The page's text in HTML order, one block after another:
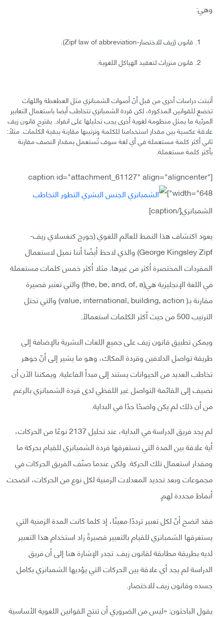
وهي:
قانون (زيف للاختصار-Zipf law of abbreviation).
قانون منزراث لتعقيد الهياكل اللغوية.
أثبتت دراسات أخرى من قبل أنّ أصوات الشمبانزي مثل العطعطة واللهاث
تخضع للقوانين المذكورة، لكن قردة الشمبانزي تتخاطب أيضا باستعمال التعابير
المرئية ما يمثل منظومة لغوية أخرى يجب تحليلها على انفراد. يقترح قانون زيف
علاقة عكسية بين مقدار استخدامنا للكلمة وترتيبها مقارنة ببقية الكلمات. مثلًا:
ثاني أكثر كلمة مستعملة في أي لغة سوف تُستعمل بمقدار النصف مقارنة
بأكثر كلمة مستعملة.
[caption id="attachment_61127" align="aligncenter"
width="648"]
الشمبانزي[/caption]
يعود اكتشاف هذا النمط للعالم اللغوي (جورج كنغسلاي زيف-
George Kingsley Zipf) والذي لاحظ أيضًا أننا نميل لاستعمال
المفردات المختصرة أكثر من غيرها. مثلا أكثر خمس كلمات مستعملة
في اللغة الإنجليزية هي(the, be, and, of, a) والتي تعتبر قصيرة
مقارنة بـ( value, international, building, action) والتي تحتل
الترتيب 500 من حيث أكثر الكلمات استعمالًا.
ويمكن تطبيق قانون زيف على جميع اللغات البشرية بالإضافة إلى
طريقة تواصل الدلافين وقردة المكاك، وهو ما يشير إلى أنّ جوهر
تخاطب العديد من الحيوانات يستند إلى مبدأ الفاعلية. ويمكننا الآن أن
نضيف إلى القائمة التواصل غير اللفظي لدى قردة الشمبانزي بالرغم
من أن ذلك لم يكن واضحًا جدًا في البداية.
لم يجد فريق الدراسة في البداية، عند تحليل 2137 نوعًا من الحركات،
أية علاقة بين المدة التي تستغرقها قردة الشمبانزي للقيام بحركة ما
ومقدار استعمال تلك الحركة. ولكن عندما صنّف الفريق الحركات في
مجموعات وبعد تحديد المعدلات الزمنية لكل نوع من الحركات، اتضحت
أنماط محددة لهم.
فقد اتضح أنّ لكل تعبير ترددًا معينًا، إذ كلما كانت المدة الزمنية التي
يستغرقها الشمبانزي للقيام بالتعبير قصيرةً زاد استخدام هذا التعبير
لديه بطريقة مطابقة لقانون زيف. تجدر الإشارة هنا إلى أن فريق
الدراسة لم يجد أي علاقة بين الحركات التي يؤديها الشمبانزي بكامل
جسده وقانون زيف للاختصار.
يقول الباحثون: «ليس من الضروري أن تنتج القوانين اللغوية الأساسية